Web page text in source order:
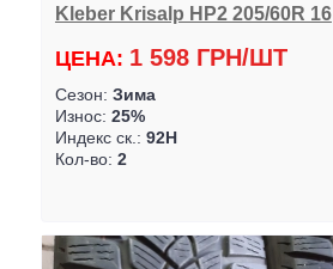
Kleber Krisalp HP2 205/60R 16
ЦЕНА: 1 598 ГРН/ШТ
Сезон: Зима
Износ: 25%
Индекс ск.: 92H
Кол-во: 2